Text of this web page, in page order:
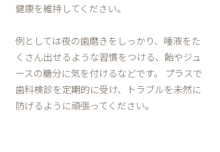
健康を維持してください。
例としては夜の歯磨きをしっかり、唾液をた
くさん出せるような習慣をつける、飴やジュ
ースの糖分に気を付けるなどです。 プラスで
歯科検診を定期的に受け、トラブルを未然に
防げるように頑張ってください。